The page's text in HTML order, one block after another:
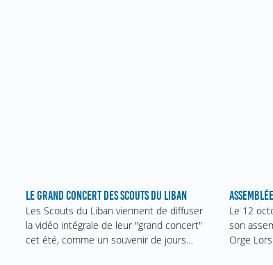
LE GRAND CONCERT DES SCOUTS DU LIBAN
Les Scouts du Liban viennent de diffuser
la vidéo intégrale de leur "grand concert"
cet été, comme un souvenir de jours…
Le 12
son
Orge